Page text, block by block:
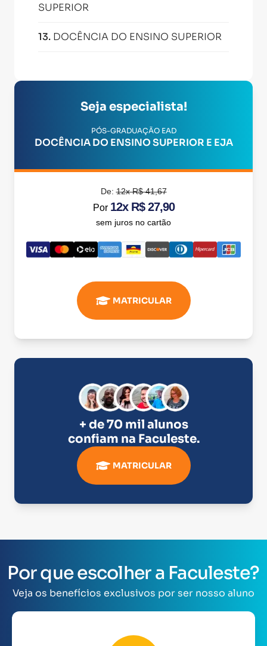
SUPERIOR
13. DOCÊNCIA DO ENSINO SUPERIOR
Seja especialista!
PÓS-GRADUAÇÃO EAD
DOCÊNCIA DO ENSINO SUPERIOR E EJA
De:12x R$ 41,67
Por 12x R$ 27,90
sem juros no cartão
MATRICULAR
+ de 70 mil alunos
confiam na Faculeste.
MATRICULAR
Por que escolher a Faculeste?
Veja os benefícios exclusivos por ser nosso aluno